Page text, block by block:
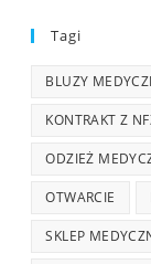
Tagi
BLUZY
KONTRAKT Z
ODZIEŻ
OTWARCIE
SKLEP